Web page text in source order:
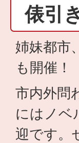
俵引
姉妹都市
も開催！
市内外問
にはノベ
迎です。